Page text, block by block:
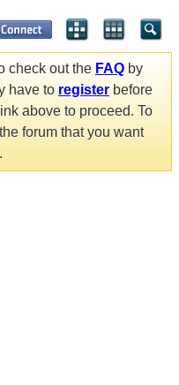
check out the FAQ by
have to register before
above to proceed. To
forum that you want